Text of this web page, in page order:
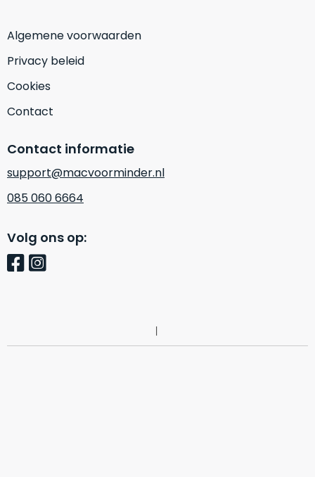
Algemene voorwaarden
Privacy beleid
Cookies
Contact
Contact informatie
support@macvoorminder.nl
085 060 6664
Volg ons op: